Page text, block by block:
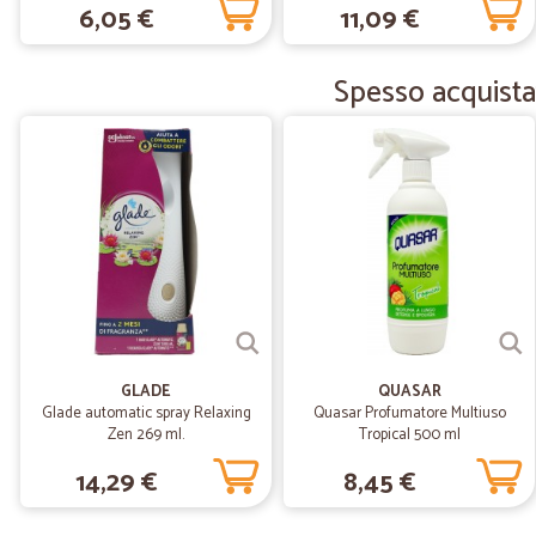
6,05 €
Fiori di Vaniglia 20ml
11,09 €
Spesso
GLADE
Glade automatic spray Relaxing
Zen 269 ml.
14,29 €
QUASAR
Quasar Profumatore Multiuso
Tropical 500 ml
8,45 €